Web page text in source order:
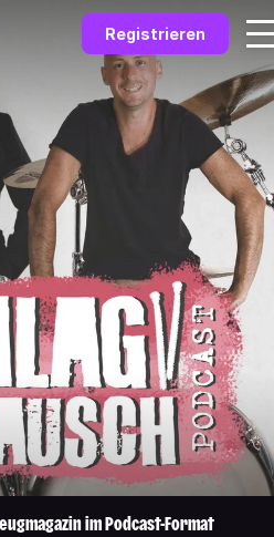
Registrieren
im Podcast-Format